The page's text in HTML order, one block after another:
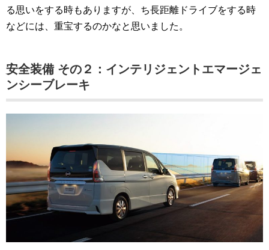
る思いをする時もありますが、ち長距離ドライブをする時
などには、重宝するのかなと思いました。
安全装備 その２：インテリジェントエマージェ
ンシーブレーキ